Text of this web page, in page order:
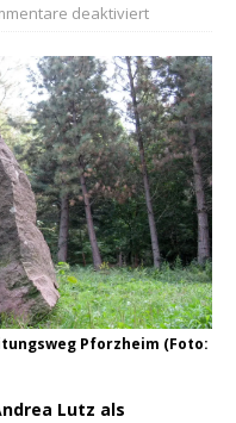
deaktiviert
Pforzheim (Foto:
Lutz als